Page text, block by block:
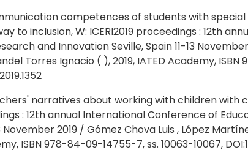
competences of students with
to inclusion, W: ICERI2019 proceedings : 12th
and Innovation Seville, Spain 11-13
Torres Ignacio ( ), 2019, IATED Academy,
narratives about working with children with
: 12th annual International Conference of
November 2019 / Gómez Chova Luis , López
ISBN 978-84-09-14755-7, ss. 10063-10067,